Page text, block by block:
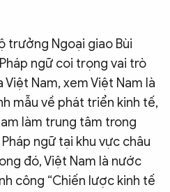
trưởng Ngoại giao Bùi
ngữ coi trọng vai trò
Nam, xem Việt Nam là
mẫu về phát triển kinh tế,
làm trung tâm trong
ngữ tại khu vực châu
đó, Việt Nam là nước
công “Chiến lược kinh tế